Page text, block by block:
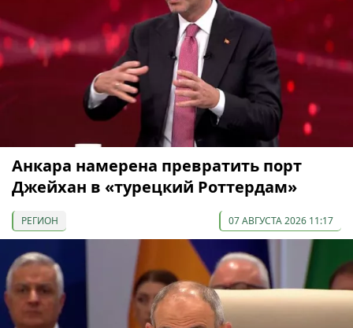
Анкара намерена превратить порт
Джейхан в «турецкий Роттердам»
РЕГИОН 07 АВГУСТА 2026 11:17